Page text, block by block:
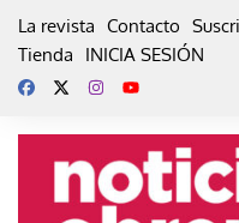
La revista Contacto
Tienda
INICIA SESIÓN